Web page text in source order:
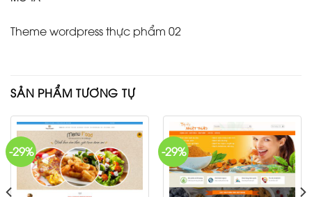
Theme wordpress thực phẩm 02
SẢN PHẨM TƯƠNG TỰ
-29% -29%